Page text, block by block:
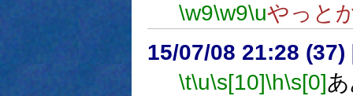
\w9\w9\uやっと
15/07/08 21:28 (37)
\t\u\s[10]\h\s[0]